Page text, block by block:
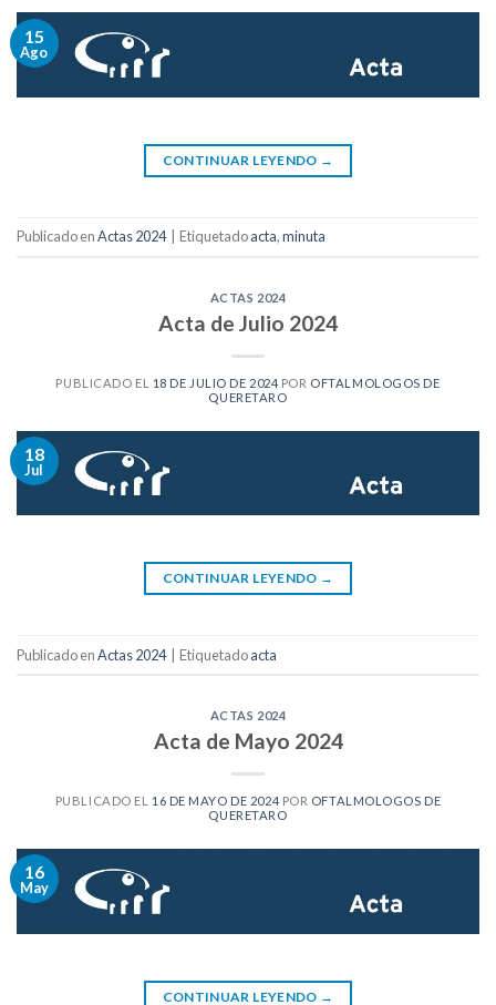
15
Ago
CONTINUAR LEYENDO →
Publicado enActas 2024 Etiquetadoacta,minuta
ACTAS 2024
Acta de Julio 2024
PUBLICADO EL 18 DE JULIO DE 2024 POR OFTALMOLOGOS DE
QUERETARO
18
Jul
CONTINUAR LEYENDO →
Publicado enActas 2024 Etiquetadoacta
ACTAS 2024
Acta de Mayo 2024
PUBLICADO EL 16 DE MAYO DE 2024 POR OFTALMOLOGOS DE
QUERETARO
16
May
CONTINUAR LEYENDO →